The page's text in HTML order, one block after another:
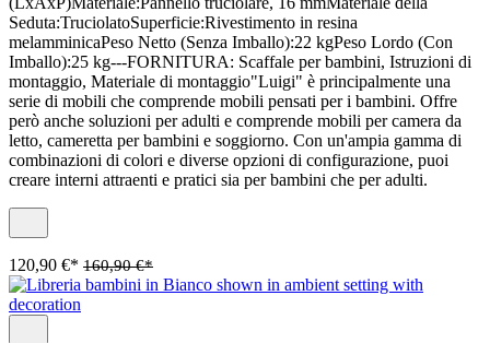
Seduta:TruciolatoSuperficie:Rivestimento in resina
melamminicaPeso Netto (Senza Imballo):22 kgPeso Lordo (Con
Imballo):25 kg---FORNITURA: Scaffale per bambini, Istruzioni di
montaggio, Materiale di montaggio"Luigi" è principalmente una
serie di mobili che comprende mobili pensati per i bambini. Offre
però anche soluzioni per adulti e comprende mobili per camera da
letto, cameretta per bambini e soggiorno. Con un'ampia gamma di
combinazioni di colori e diverse opzioni di configurazione, puoi
creare interni attraenti e pratici sia per bambini che per adulti.
120,90 €* 160,90 €*